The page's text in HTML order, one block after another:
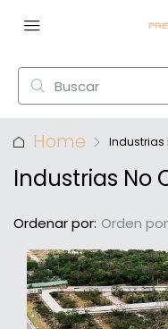
Home Industrias
Industrias No
Ordenar por: Orden